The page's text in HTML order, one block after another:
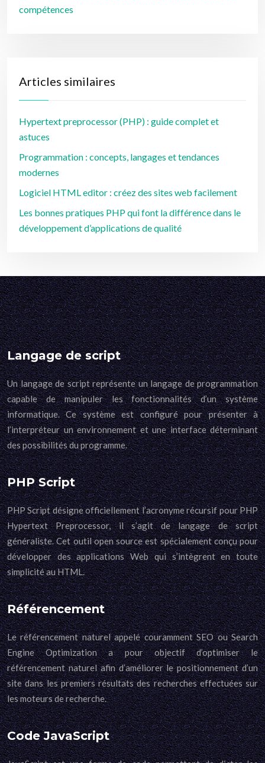
compétences
Articles similaires
Hypertext preprocessor (PHP) : guide complet et
astuces
Programmation : concepts, langages et tendances
modernes
Logiciel HTML editor : créez des sites web facilement
Les bonnes pratiques PHP qui font la différence dans le
développement d’applications de qualité
Langage de script
Un langage de script représente un langage de programmation
capable de manipuler les fonctionnalités d’un système
informatique. Ce système est configuré pour présenter à
l’interpréteur un environnement et une interface déterminant
des possibilités du programme.
PHP Script
PHP Script désigne officiellement l’acronyme récursif pour PHP
Hypertext Preprocessor, il s’agit de langage de script
généraliste. Cet outil open source est spécialement conçu pour
développer des applications Web qui s’intègrent en toute
simplicité au HTML.
Référencement
Le référencement naturel appelé couramment SEO ou Search
Engine Optimization a pour objectif d’optimiser le
référencement naturel afin d’améliorer le positionnement d’un
site dans les premiers résultats des recherches effectuées sur
les moteurs de recherche.
Code JavaScript